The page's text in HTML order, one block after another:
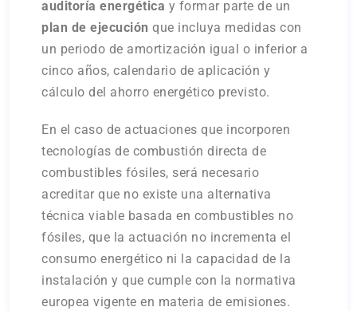
auditoría energética y formar parte de un
plan de ejecución que incluya medidas con
un periodo de amortización igual o inferior a
cinco años, calendario de aplicación y
cálculo del ahorro energético previsto.
En el caso de actuaciones que incorporen
tecnologías de combustión directa de
combustibles fósiles, será necesario
acreditar que no existe una alternativa
técnica viable basada en combustibles no
fósiles, que la actuación no incrementa el
consumo energético ni la capacidad de la
instalación y que cumple con la normativa
europea vigente en materia de emisiones.